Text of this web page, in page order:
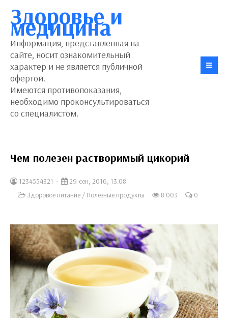
Здоровье и
медицина
Информация, представленная на
сайте, носит ознакомительный
характер и не является публичной
офертой.
Имеются противопоказания,
необходимо проконсультироваться
со специалистом.
Чем полезен растворимый цикорий
1234554321
29-сен, 2016, 13:08
Здоровое питание / Полезные продукты 8 003 0